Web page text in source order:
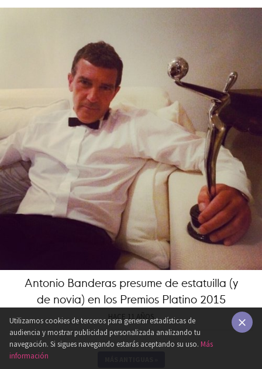
Antonio Banderas presume de estatuilla (y
de novia) en los Premios Platino 2015
HACE 11 AÑOS
Utilizamos cookies de terceros para generar estadísticas de
audiencia y mostrar publicidad personalizada analizando tu
navegación. Si sigues navegando estarás aceptando su uso. Más
información